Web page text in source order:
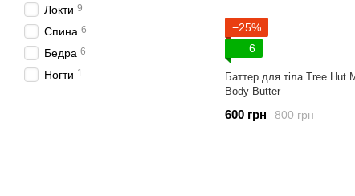
−25%
6
Баттер для тіла Tree Hut
Body Butter
800 грн
600 грн
Локти 9
Спина 6
Бедра 6
Ногти 1